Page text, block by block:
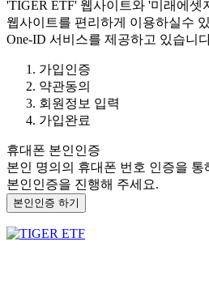
'TIGER ETF' 웹사이트와 '미래에셋
웹사이트를 편리하게 이용하실수
One-ID 서비스를 제공하고 있습니
가입인증
약관동의
회원정보 입력
가입완료
휴대폰 본인인증
본인 명의의 휴대폰 번호 인증을 통
본인인증을 진행해 주세요.
본인인증 하기